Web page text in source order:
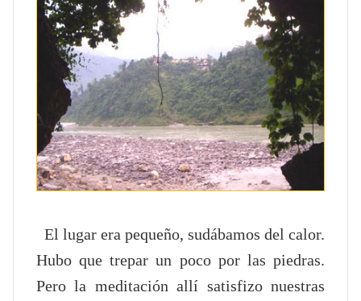
El lugar era pequeño, sudábamos del calor.
Hubo que trepar un poco por las piedras.
Pero la meditación allí satisfizo nuestras